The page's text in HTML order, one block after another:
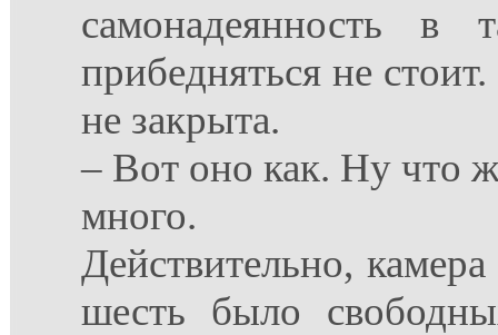
самонадеянность
прибедняться не
не закрыта.
– Вот оно как. Ну что
много.
Действительно,
шесть было